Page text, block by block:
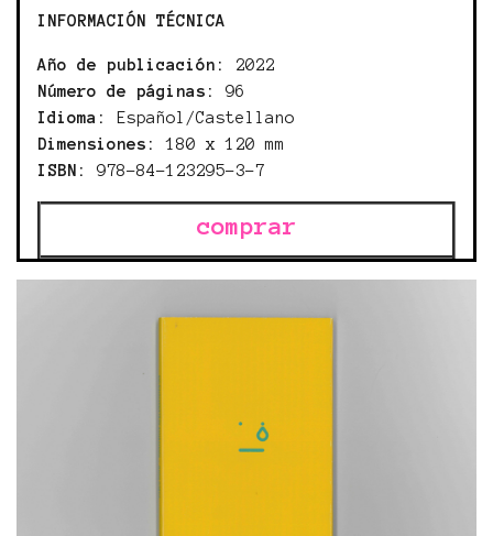
INFORMACIÓN TÉCNICA
Año de publicación: 2022
Número de páginas:
96
Idioma:
Español/Castellano
Dimensiones:
180 x 120 mm
ISBN: 978-84-123295-3-7
comprar